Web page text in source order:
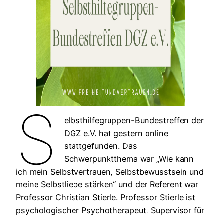
S
elbsthilfegruppen-Bundestreffen der
DGZ e.V. hat gestern online
stattgefunden. Das
Schwerpunktthema war „Wie kann
ich mein Selbstvertrauen, Selbstbewusstsein und
meine Selbstliebe stärken“ und der Referent war
Professor Christian Stierle. Professor Stierle ist
psychologischer Psychotherapeut, Supervisor für